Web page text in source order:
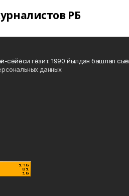
РБ
сәйәси гәзит. 1990 йылдан башлап сыға
данных